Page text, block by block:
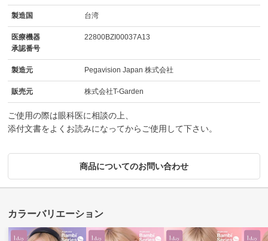
製造国 台湾
医療機器
承認番号
22800BZI00037A13
製造元 Pegavision Japan 株式会社
販売元 株式会社T-Garden
ご使用の際は眼科医に相談の上、
添付文書をよくお読みになってからご使用して下さい。
商品についてのお問い合わせ